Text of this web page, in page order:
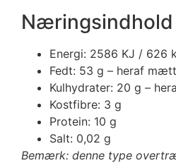
Næringsindhold
Energi: 2586 KJ / 626
Fedt: 53 g – heraf
Kulhydrater: 20 g –
Kostfibre: 3 g
Protein: 10 g
Salt: 0,02 g
Bemærk: denne type